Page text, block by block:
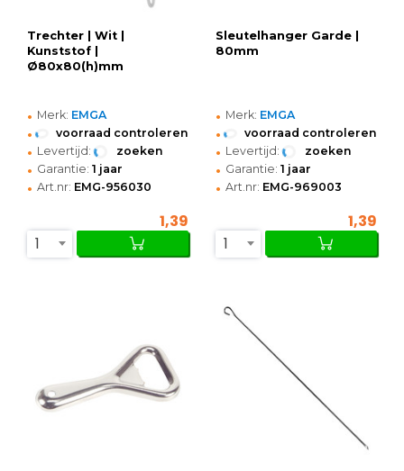
Trechter | Wit |
Kunststof |
Ø80x80(h)mm
• Merk: EMGA
• voorraad controleren
• Levertijd: zoeken
• Garantie: 1 jaar
• Art.nr: EMG-956030
1,39
1
Sleutelhanger Garde |
80mm
• Merk: EMGA
• voorraad controleren
• Levertijd: zoeken
• Garantie: 1 jaar
• Art.nr: EMG-969003
1,39
1